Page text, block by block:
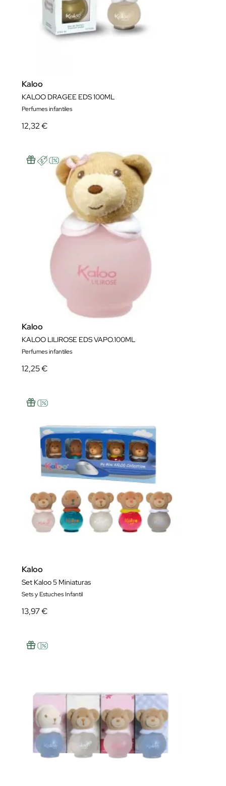
Kaloo
KALOO DRAGEE EDS 100ML
Perfumes infantiles
12,32 €
Kaloo
KALOO LILIROSE EDS VAPO.100ML
Perfumes infantiles
12,25 €
Kaloo
Set Kaloo 5 Miniaturas
Sets y Estuches Infantil
13,97 €